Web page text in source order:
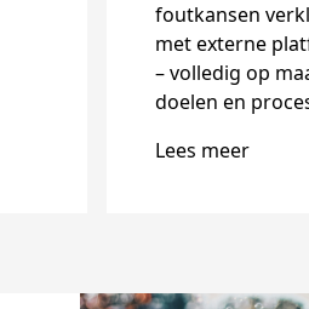
foutkansen
met externe
– volledig op
doelen en
Lees meer